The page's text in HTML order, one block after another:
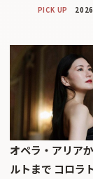
PICK UP
オペラ・アリア
ルトまで コロラ